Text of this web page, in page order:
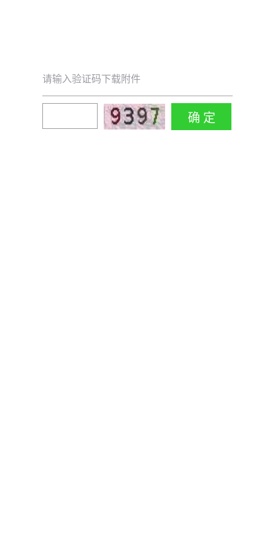
请输入验证码下载附件